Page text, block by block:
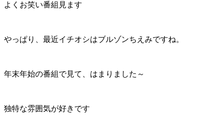
よくお笑い番組見ます
やっぱり、最近イチオシはブルゾンちえみですね。
年末年始の番組で見て、はまりました～
独特な雰囲気が好きです